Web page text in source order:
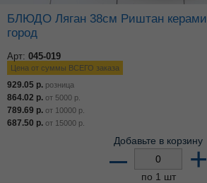
БЛЮДО Ляган 38см Риштан керамика серия Мехроб
город
Арт: 045-019
Цена от суммы ВСЕГО заказа
929.05 р. розница
864.02 р. от 5000 р.
789.69 р. от 10000 р.
687.50 р. от 15000 р.
Добавьте в корзину
– +
по 1 шт